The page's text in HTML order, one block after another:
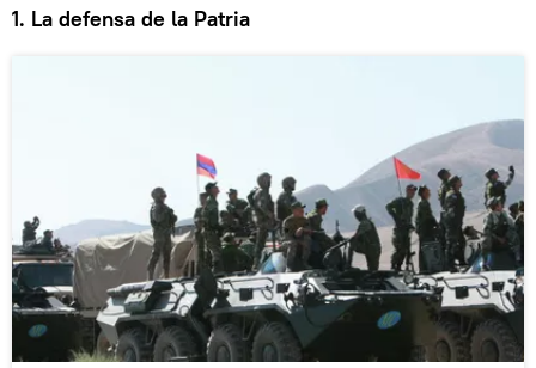
1. La defensa de la Patria